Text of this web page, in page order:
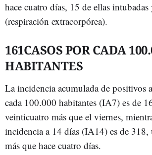
hace cuatro días, 15 de ellas
(respiración extracorpórea).
161CASOS POR CADA
HABITANTES
La incidencia acumulada de positivos
cada 100.000 habitantes (IA7) es de
veinticuatro más que el viernes,
incidencia a 14 días (IA14) es de 318,
más que hace cuatro días.